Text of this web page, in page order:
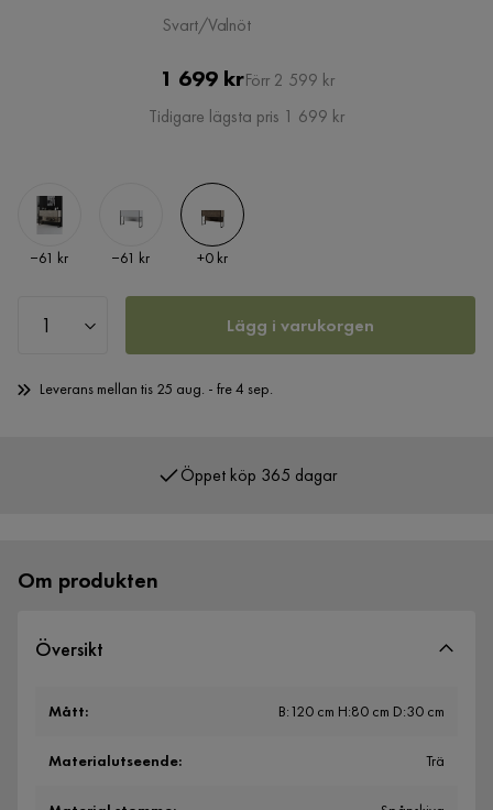
Svart/Valnöt
Pris
1 699 krOriginal
Pris
Förr 2 599 kr
Tidigare lägsta pris 1 699 kr
Pris
−61 kr Pris
−61 kr Pris
+0 kr
Lägg i varukorgen
Leverans mellan tis 25 aug. - fre 4 sep.
Över 400 000 nöjda kunder
Om produkten
Översikt
Mått: B:120 cm H:80 cm D:30 cm
Materialutseende: Trä